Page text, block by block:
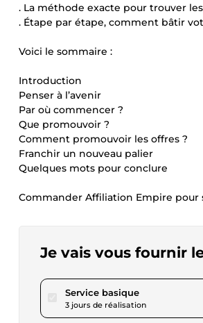
. La méthode exacte pour trouver
. Étape par étape, comment bâtir
Voici le sommaire :
Introduction
Penser à l’avenir
Par où commencer ?
Que promouvoir ?
Comment promouvoir les offres ?
Franchir un nouveau palier
Quelques mots pour conclure
Commander Affiliation Empire pour
Je vais vous fournir
Service basiquepour 17,29 $US
3 jours de réalisation